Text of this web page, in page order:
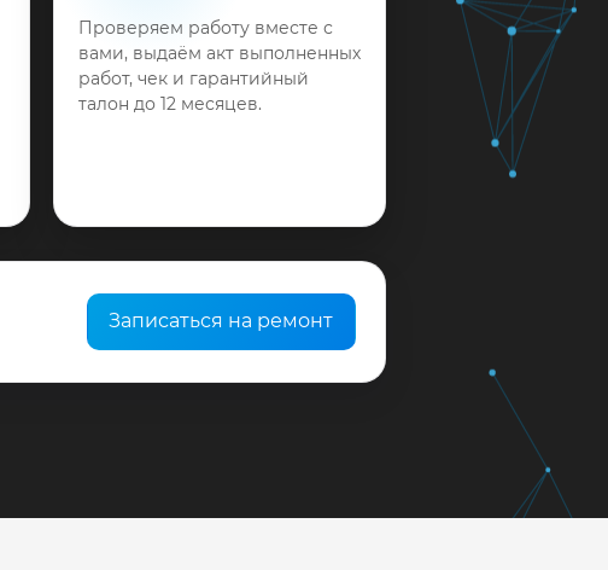
Проверяем работу вместе с
вами, выдаём акт выполненных
работ, чек и гарантийный
талон до 12 месяцев.
Записаться на ремонт